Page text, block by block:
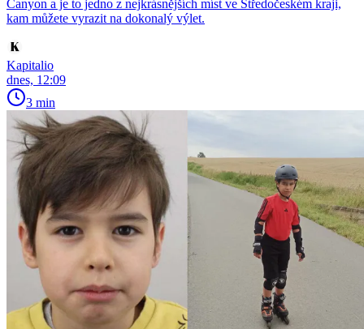
Canyon a je to jedno z nejkrásnějších míst ve Středočeském kraji,
kam můžete vyrazit na dokonalý výlet.
Kapitalio
dnes, 12:09
3 min